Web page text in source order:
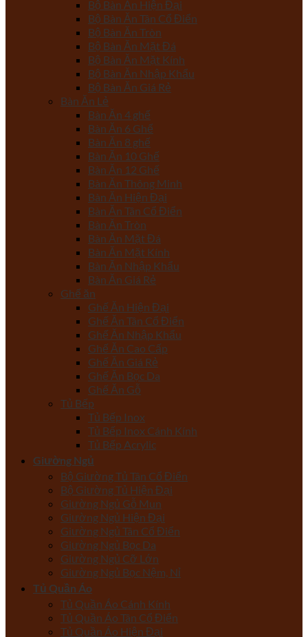
Bộ Bàn Ăn Hiện Đại
Bộ Bàn Ăn Tân Cổ Điển
Bộ Bàn Ăn Tròn
Bộ Bàn Ăn Mặt Đá
Bộ Bàn Ăn Mặt Kính
Bộ Bàn Ăn Nhập Khẩu
Bộ Bàn Ăn Giá Rẻ
Bàn Ăn Lẻ
Bàn Ăn 4 ghế
Bàn Ăn 6 Ghế
Bàn Ăn 8 ghế
Bàn Ăn 10 Ghế
Bàn Ăn 12 Ghế
Bàn Ăn Thông Minh
Bàn Ăn Hiện Đại
Bàn Ăn Tân Cổ Điển
Bàn Ăn Tròn
Bàn Ăn Mặt Đá
Bàn Ăn Mặt Kính
Bàn Ăn Nhập Khẩu
Bàn Ăn Giá Rẻ
Ghế ăn
Ghế Ăn Hiện Đại
Ghế Ăn Tân Cổ Điển
Ghế Ăn Nhập Khẩu
Ghế Ăn Cao Cấp
Ghế Ăn Giá Rẻ
Ghế Ăn Bọc Da
Ghế Ăn Gỗ
Tủ Bếp
Tủ Bếp Inox
Tủ Bếp Inox Cánh Kính
Tủ Bếp Acrylic
Giường Ngủ
Bộ Giường Tủ Tân Cổ Điển
Bộ Giường Tủ Hiện Đại
Giường Ngủ Gỗ Mun
Giường Ngủ Hiện Đại
Giường Ngủ Tân Cổ Điển
Giường Ngủ Bọc Da
Giường Ngủ Cỡ Lớn
Giường Ngủ Bọc Nệm, Nỉ
Tủ Quần Áo
Tủ Quần Áo Cánh Kính
Tủ Quần Áo Tân Cổ Điển
Tủ Quần Áo Hiện Đại